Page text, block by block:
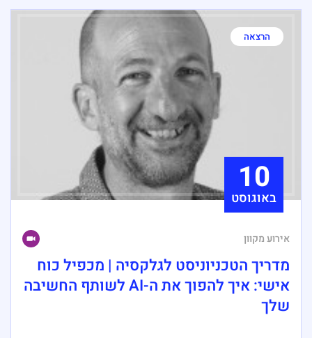
הרצאה
10
באוגוסט
אירוע מקוון
מדריך הטכניוניסט לגלקסיה | מכפיל כוח
אישי: איך להפוך את ה-AI לשותף החשיבה
שלך